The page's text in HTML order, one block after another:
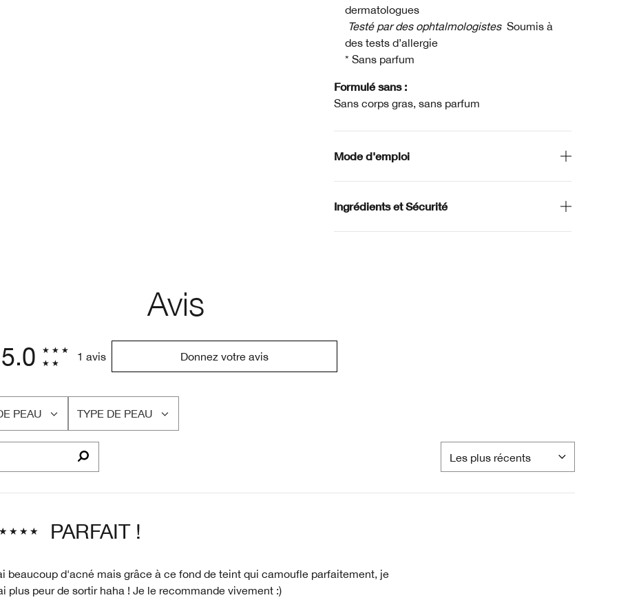
dermatologues
Testé par des ophtalmologistes Soumis à
des tests d’allergie
* Sans parfum
Formulé sans :
Sans corps gras, sans parfum
Mode d'emploi
Ingrédients et Sécurité
Avis
5.0 1 avis Donnez votre avis
PEAU TYPE DE PEAU
FRANÇAIS
PARFAIT !
beaucoup d'acné mais grâce à ce fond de teint qui camoufle parfaitement, je
plus peur de sortir haha ! Je le recommande vivement :)